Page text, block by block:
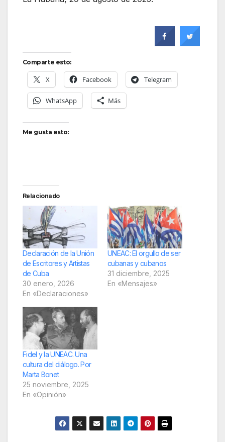
Comparte esto:
X Facebook Telegram
WhatsApp Más
Me gusta esto:
Relacionado
Declaración de la Unión
de Escritores y Artistas
de Cuba
30 enero, 2026
En «Declaraciones»
UNEAC: El orgullo de ser
cubanas y cubanos
31 diciembre, 2025
En «Mensajes»
Fidel y la UNEAC. Una
cultura del diálogo. Por
Marta Bonet
25 noviembre, 2025
En «Opinión»